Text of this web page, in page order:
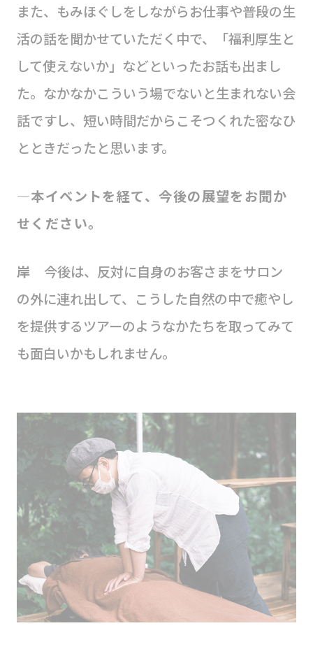
また、もみほぐしをしながらお仕事や普段の生
活の話を聞かせていただく中で、「福利厚生と
して使えないか」などといったお話も出まし
た。なかなかこういう場でないと生まれない会
話ですし、短い時間だからこそつくれた密なひ
とときだったと思います。
―本イベントを経て、今後の展望をお聞か
せください。
岸 今後は、反対に自身のお客さまをサロン
の外に連れ出して、こうした自然の中で癒やし
を提供するツアーのようなかたちを取ってみて
も面白いかもしれません。